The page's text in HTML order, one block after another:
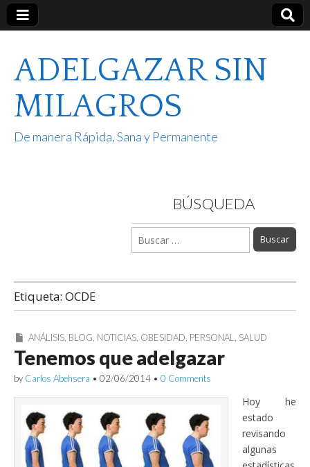
ADELGAZAR SIN
MILAGROS
De manera Rápida, Sana y Permanente
BÚSQUEDA
Buscar:
Etiqueta: OCDE
ANÁLISIS, BLOG, NOTICIAS, OBESIDAD, PERSONAL, SALUD
Tenemos que adelgazar
by Carlos Abehsera • 02/06/2014 • 0 Comments
Hoy he
estado
revisando
algunas